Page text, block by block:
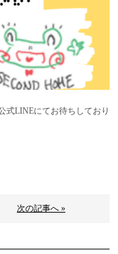
式LINEにてお待ちしており
次の記事へ »